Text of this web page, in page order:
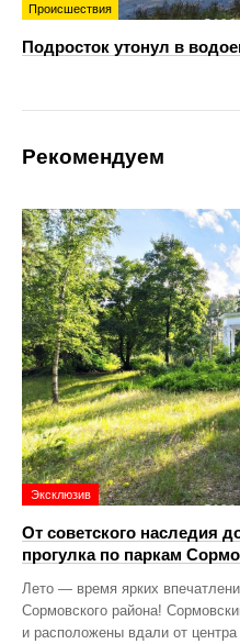
Происшествия
Подросток утонул в
Рекомендуем
Эксклюзив
От советского наследия
прогулка по паркам
Лето — время ярких
Сормовского района!
и расположены вдали от